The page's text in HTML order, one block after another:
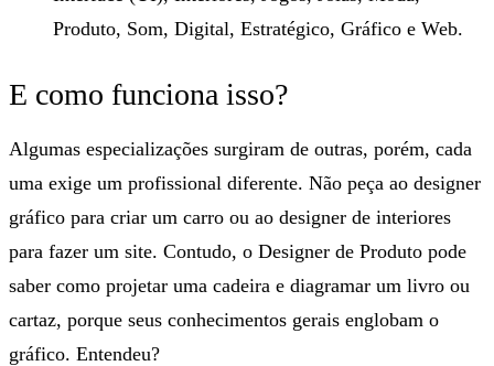
Produto, Som, Digital, Estratégico, Gráfico e Web.
E como funciona isso?
Algumas especializações surgiram de outras, porém, cada
uma exige um profissional diferente. Não peça ao designer
gráfico para criar um carro ou ao designer de interiores
para fazer um site. Contudo, o Designer de Produto pode
saber como projetar uma cadeira e diagramar um livro ou
cartaz, porque seus conhecimentos gerais englobam o
gráfico. Entendeu?